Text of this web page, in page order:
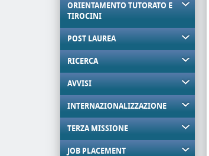
ORIENTAMENTO TUTORATO E
TIROCINI
POST LAUREA
RICERCA
AVVISI
INTERNAZIONALIZZAZIONE
TERZA MISSIONE
JOB PLACEMENT